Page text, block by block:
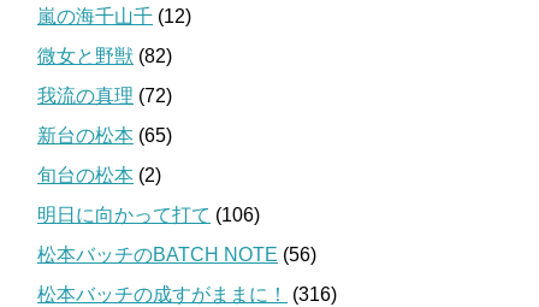
嵐の海千山千 (12)
微女と野獣 (82)
我流の真理 (72)
新台の松本 (65)
旬台の松本 (2)
明日に向かって打て (106)
松本バッチのBATCH NOTE (56)
松本バッチの成すがままに！
(316)